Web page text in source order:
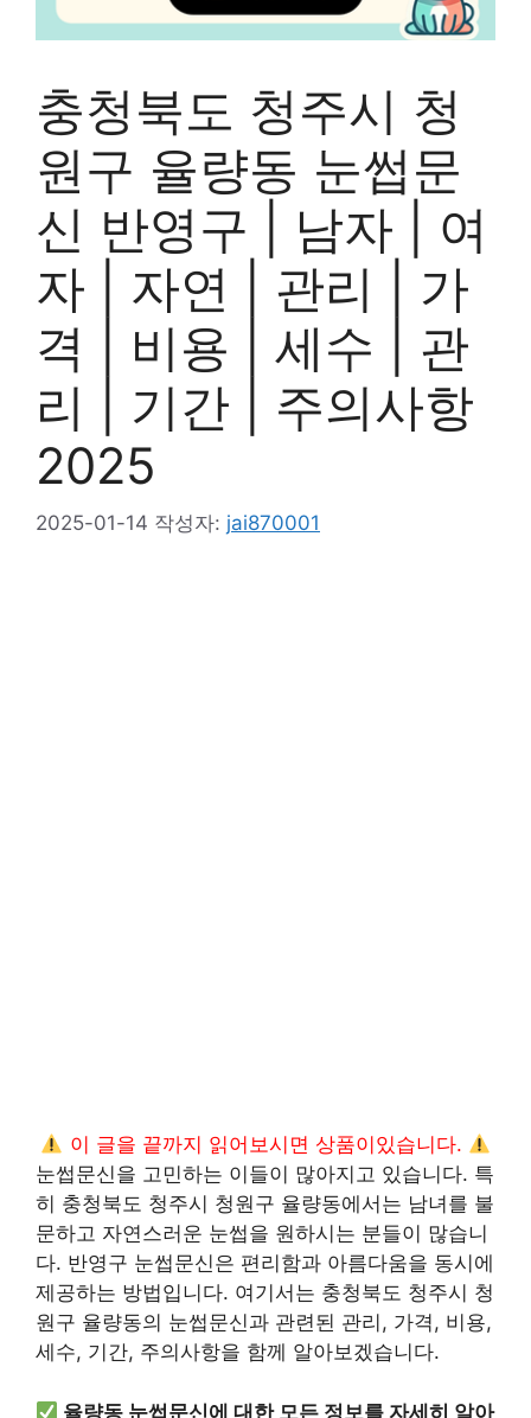
충청북도 청주시 청
원구 율량동 눈썹문
신 반영구 | 남자 | 여
자 | 자연 | 관리 | 가
격 | 비용 | 세수 | 관
리 | 기간 | 주의사항
2025
2025-01-14 작성자: jai870001
이 글을 끝까지 읽어보시면 상품이있습니다.
눈썹문신을 고민하는 이들이 많아지고 있습니다. 특
히 충청북도 청주시 청원구 율량동에서는 남녀를 불
문하고 자연스러운 눈썹을 원하시는 분들이 많습니
다. 반영구 눈썹문신은 편리함과 아름다움을 동시에
제공하는 방법입니다. 여기서는 충청북도 청주시 청
원구 율량동의 눈썹문신과 관련된 관리, 가격, 비용,
세수, 기간, 주의사항을 함께 알아보겠습니다.
율량동 눈썹문신에 대한 모든 정보를 자세히 알아